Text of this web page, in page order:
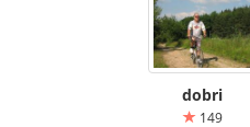
dobri
149